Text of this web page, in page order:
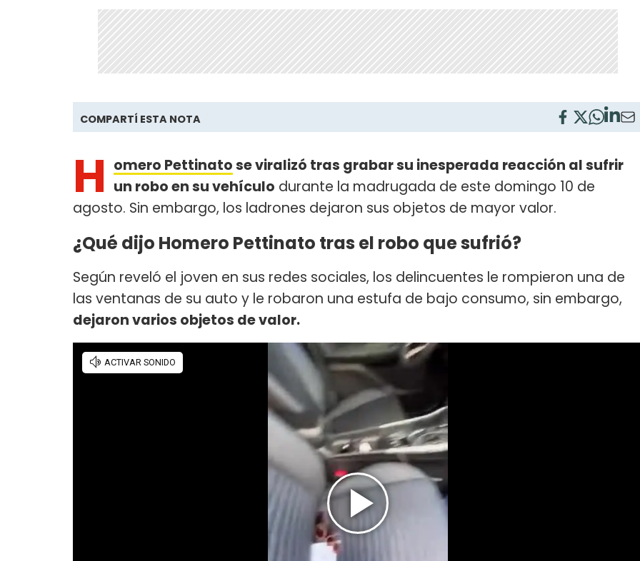
COMPARTÍ ESTA NOTA
H omero Pettinatose viralizó tras grabar su inesperada reacción al sufrir
un robo en su vehículo durante la madrugada de este domingo 10 de
agosto. Sin embargo, los ladrones dejaron sus objetos de mayor valor.
¿Qué dijo Homero Pettinato tras el robo que sufrió?
Según reveló el joven en sus redes sociales, los delincuentes le rompieron una de
las ventanas de su auto y le robaron una estufa de bajo consumo, sin embargo,
dejaron varios objetos de valor.